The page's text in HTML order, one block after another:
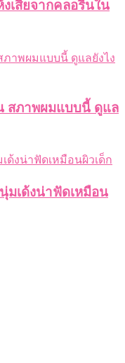
เสียจากคลอรีนใน
สภาพผมแบบนี้ ดูแล
มเด้งน่าฟัดเหมือน